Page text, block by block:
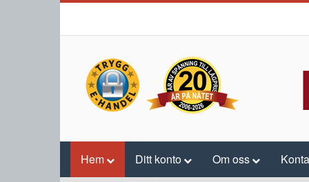
Hem Ditt konto Om oss